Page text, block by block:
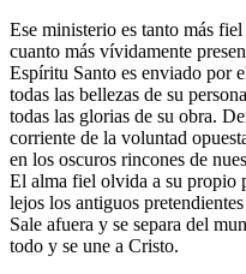
Ese ministerio es tanto más
cuanto más vívidamente
Espíritu Santo es enviado por
todas las bellezas de su
todas las glorias de su obra.
corriente de la voluntad
en los oscuros rincones de
El alma fiel olvida a su propio
lejos los antiguos
Sale afuera y se separa del
todo y se une a Cristo.